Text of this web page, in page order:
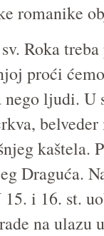
romanike
Roka
proći
nego ljudi. U
kaštela.
Draguća.
i 16. st.
na